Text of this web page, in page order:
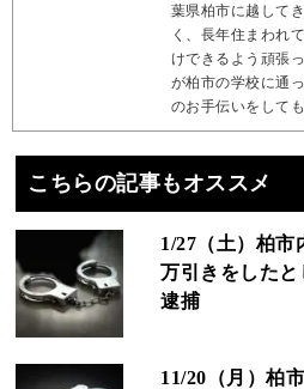
葉県柏市に越して
く、長年住まわれ
けできるよう頑張
が柏市の学校に通
のお手伝いをして
こちらの記事もオススメ
1/27（土）柏市
万引きをした
逮捕
11/20（月）柏